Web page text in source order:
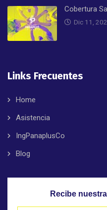
Cobertura
Dic 11,
Links Frecuentes
Home
Asistencia
IngPanaplusCo
Blog
Recibe